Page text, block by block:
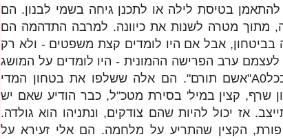
בטיסת לילה או לתכנן גיחה בשמי לבנון. הם
מתוך מטרה לשנות את כיוונה. למרבה התדהמה הם
אבל אם היו לומדים קצת משפטים - ולא רק
לעצמם ערב הפרישה ההמונית - היו לומדים על המושג
"אשם תורם". הם אלה ששלפו את בטחון המדיA0ה כקלף במאבק פוליטי, מר ככל
שרף, קצין במיל' בסירת מטכ"ל, כבר הודיע שאם יש
אז יכול להיות שהם צודקים, ונתניהו הוא גולדה.
הקצין שהתריע על מלחמה. הם אלי זעירא על